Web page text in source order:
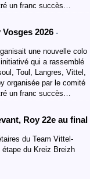
un franc succès…
2026 -
une nouvelle colo
qui a rassemblé
Toul, Langres, Vittel,
organisée par le comité
un franc succès…
Roy 22e au final
du Team Vittel-
étape du Kreiz Breizh